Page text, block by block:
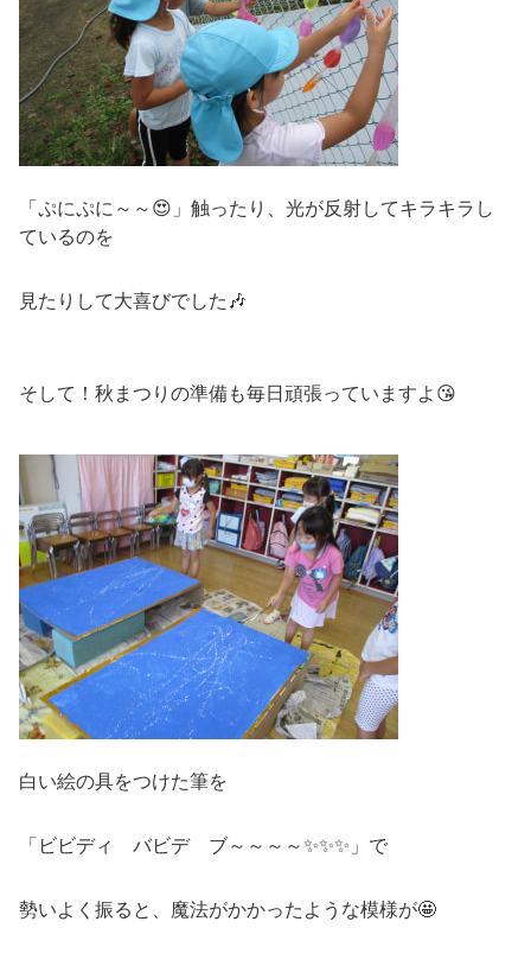
「ぷにぷに～～😍」触ったり、光が反射してキラキラし
ているのを
見たりして大喜びでした🎶
そして！秋まつりの準備も毎日頑張っていますよ😘
白い絵の具をつけた筆を
「ビビディ バビデ ブ～～～～✨✨✨」で
勢いよく振ると、魔法がかかったような模様が🤩